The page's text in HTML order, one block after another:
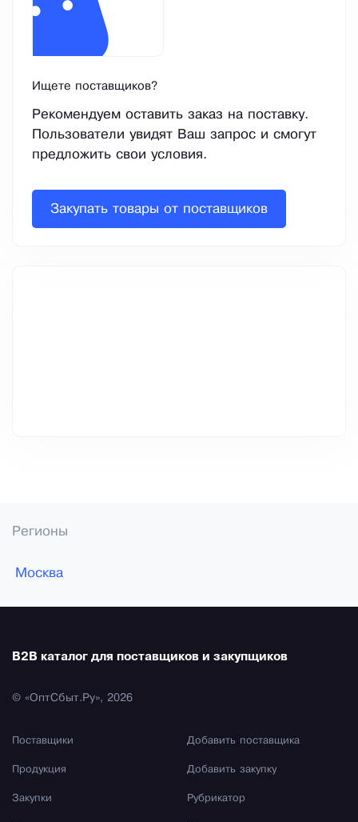
Ищете поставщиков?
Рекомендуем оставить заказ на поставку.
Пользователи увидят Ваш запрос и смогут
предложить свои условия.
Закупать товары от поставщиков
Регионы
Москва
B2B каталог для поставщиков и закупщиков
© «ОптСбыт.Ру», 2026
Поставщики
Продукция
Закупки
Добавить поставщика
Добавить закупку
Рубрикатор